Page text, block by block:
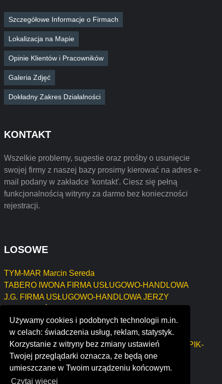
Używamy cookies i podobnych technologii m.in.
w celach: świadczenia usług, reklam, statystyk.
Korzystanie z witryny bez zmiany ustawień
Twojej przeglądarki oznacza, że będą one
umieszczane w Twoim urządzeniu końcowym.
Czytaj więcej
Szczegółowe Informacje o Firmach
Lokalizacja na Mapie
Opinie Klientów i Pracowników
Galeria Zdjęć
Dokładny Zakres Działalności
KONTAKT
Wszelkie problemy, sugestie oraz prośby o usunięcie
swojej firmy z naszej bazy prosimy kierować na adres e-
mail podany w zakładce 'kontakt'. Ciesz się pełną
funkcjonalnością witryny za darmo bez konieczności
rejestracji.
LOSOWE
TYM-MAR Marcin Sereda
TABERO IWONA FIRMA USŁUGOWO-HANDLOWA
J.G. FIRMA USŁUGOWO-HANDLOWA JERZY
WYSOCZAŃSKI ZENON
Dmytro Martsynovskyi
CENTRUM OPTYKI I OPTOMETRII JUSTYNA KARPIK-
GĘBKA